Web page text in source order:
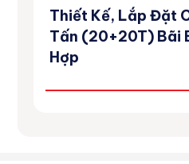
Thiết Kế, Lắp Đặt
Tấn (20+20T) Bãi
Hợp